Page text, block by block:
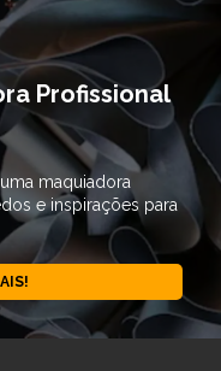
Profissional
maquiadora
e inspirações para